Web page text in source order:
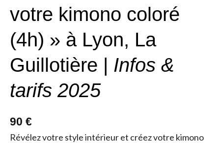
votre kimono coloré
(4h) » à Lyon, La
Guillotière | Infos &
tarifs 2025
90 €
Révélez votre style intérieur et créez votre kimono